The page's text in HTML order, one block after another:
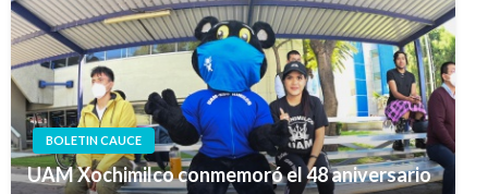
BOLETIN CAUCE
UAM Xochimilco conmemoró el 48 aniversario